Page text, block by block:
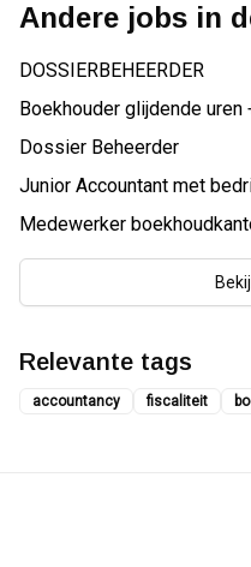
Andere jobs in
DOSSIERBEHEERDER
Boekhouder glijdende uren
Dossier Beheerder
Junior Accountant met
Medewerker
Relevante tags
accountancy fiscaliteit